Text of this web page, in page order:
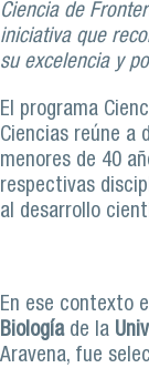
Ciencia de
iniciativa que
su excelencia y
El programa
Ciencias reúne a
menores de 40
respectivas
al desarrollo
En ese contexto
Biologíade la
Aravena, fue